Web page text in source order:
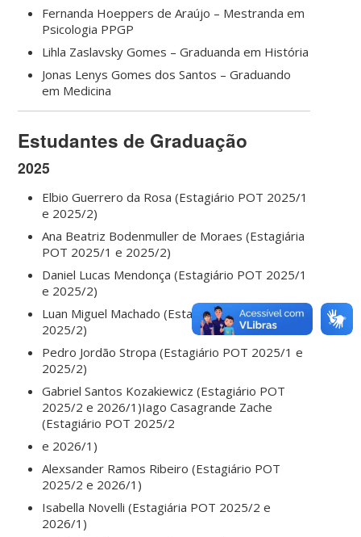
Fernanda Hoeppers de Araújo – Mestranda em
Psicologia PPGP
Lihla Zaslavsky Gomes – Graduanda em História
Jonas Lenys Gomes dos Santos – Graduando
em Medicina
Estudantes de Graduação
2025
Elbio Guerrero da Rosa (Estagiário POT 2025/1
e 2025/2)
Ana Beatriz Bodenmuller de Moraes (Estagiária
POT 2025/1 e 2025/2)
Daniel Lucas Mendonça (Estagiário POT 2025/1
e 2025/2)
Luan Miguel Machado (Estagiário POT 2025/1 e
2025/2)
Pedro Jordão Stropa (Estagiário POT 2025/1 e
2025/2)
Gabriel Santos Kozakiewicz (Estagiário POT
2025/2 e 2026/1)Iago Casagrande Zache
(Estagiário POT 2025/2
e 2026/1)
Alexsander Ramos Ribeiro (Estagiário POT
2025/2 e 2026/1)
Isabella Novelli (Estagiária POT 2025/2 e
2026/1)